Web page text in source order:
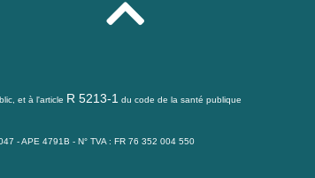
et à l'article R 5213-1 du code de la santé publique
- APE 4791B - N° TVA : FR 76 352 004 550